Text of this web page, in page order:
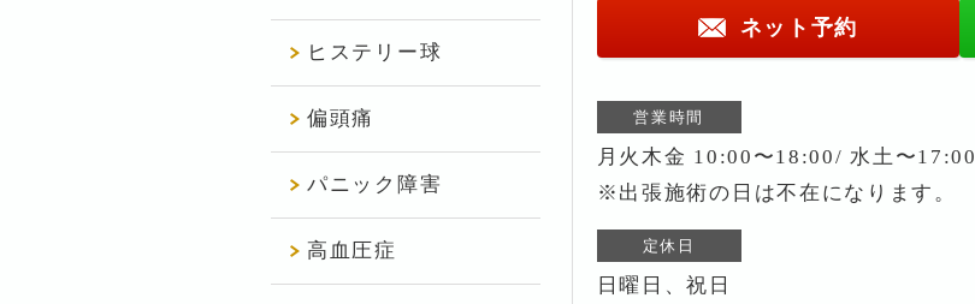
ネット予約
営業時間
月火木金 10:00〜18:00/ 水土〜17:00
※出張施術の日は不在になります。
定休日
日曜日、祝日
ヒステリー球
偏頭痛
パニック障害
高血圧症